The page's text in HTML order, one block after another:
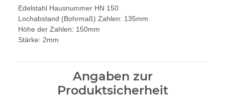
Edelstahl Hausnummer HN 150
Lochabstand (Bohrmaß) Zahlen: 135mm
Höhe der Zahlen: 150mm
Stärke: 2mm
Angaben zur
Produktsicherheit